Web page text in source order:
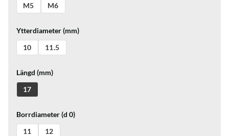
M5
M6
Ytterdiameter (mm)
10
11.5
Längd (mm)
17
Borrdiameter (d 0)
11
12